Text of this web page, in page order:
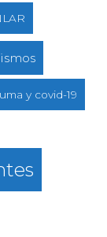
y covid-19